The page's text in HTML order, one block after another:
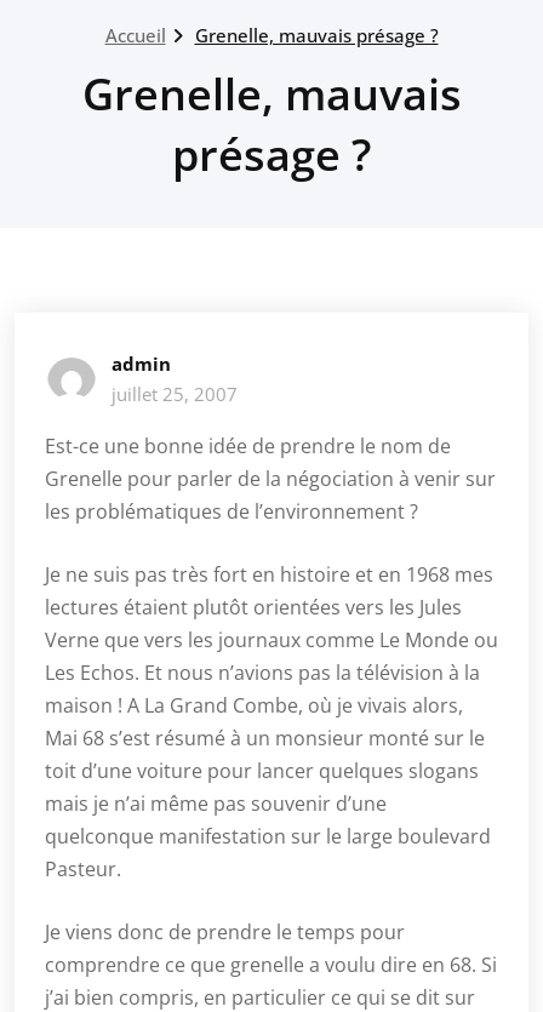
Accueil Grenelle, mauvais présage ?
Grenelle, mauvais
présage ?
admin
juillet 25, 2007
Est-ce une bonne idée de prendre le nom de
Grenelle pour parler de la négociation à venir sur
les problématiques de l’environnement ?
Je ne suis pas très fort en histoire et en 1968 mes
lectures étaient plutôt orientées vers les Jules
Verne que vers les journaux comme Le Monde ou
Les Echos. Et nous n’avions pas la télévision à la
maison ! A La Grand Combe, où je vivais alors,
Mai 68 s’est résumé à un monsieur monté sur le
toit d’une voiture pour lancer quelques slogans
mais je n’ai même pas souvenir d’une
quelconque manifestation sur le large boulevard
Pasteur.
Je viens donc de prendre le temps pour
comprendre ce que grenelle a voulu dire en 68. Si
j’ai bien compris, en particulier ce qui se dit sur